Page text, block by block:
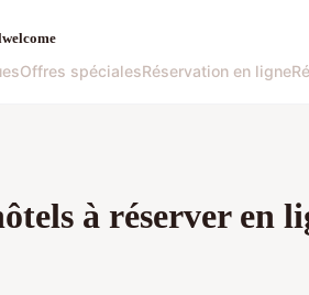
Offres spécialesRéservation en ligne
à réserver en